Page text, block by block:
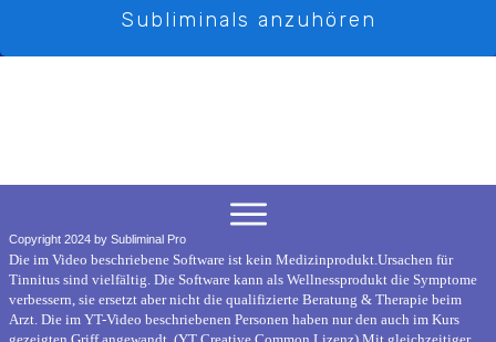
Subliminals anzuhören
Copyright 2024 by Subliminal Pro
Die im Video beschriebene Software ist kein Medizinprodukt.Ursachen für
Tinnitus sind vielfältig. Die Software kann als Wellnessprodukt die Symptome
verbessern, sie ersetzt aber nicht die qualifizierte Beratung & Therapie beim
Arzt. Die im YT-Video beschriebenen Personen haben nur den auch im Kurs